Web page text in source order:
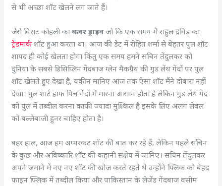
से भी अच्छा शॉट खेलने लग जाते हैं।
जैसे विराट कोहली काकवर ड्राइव जो कि एक समय मैं राहुल द्रविड़ का
ट्रेडमार्कशॉट हुआ करता था। आज की डेट में रोहित शर्मा से बेहतर पुल शॉट
शायद ही कोई खेलता होगा किंतु एक समय हमने सचिन तेंदुलकर को
दुनिया के सबसे डिसिप्लिन गेंदबाज ग्लेन मैकग्रैथ की गुड लेंथ गेंदों पर पुल
शॉट खेलते हुए देखा है, यकीन मानिए आज तक ऐसा शॉट मैंने दोबारा नहीं
देखा। पुल शार्ट हाफ पिच गेंदों में मारना आसान होता है लेकिन गुड लेंथ गेंद
को पुल में तब्दील करना काफी ज्यादा मुश्किल है इसके लिए अलग लेवल
को बल्लेबाजी हुनर चाहिए होता है।
बहर हाल, आज हम अप्परकट शॉट की बात कर रहे हैं, लेकिन पहले सचिन
के कुछ और अविष्कारि शॉट की कहानी संक्षेप में जानिए। सचिन तेंदुलकर
अपने जमाने में नए नए शॉट की खोज करते रहते थे उन्होंने फ्लिक को बेहद
फाइन फ्लिक में तब्दील किया और पाकिस्तान के लेजेंड गेंदबाज वसीम